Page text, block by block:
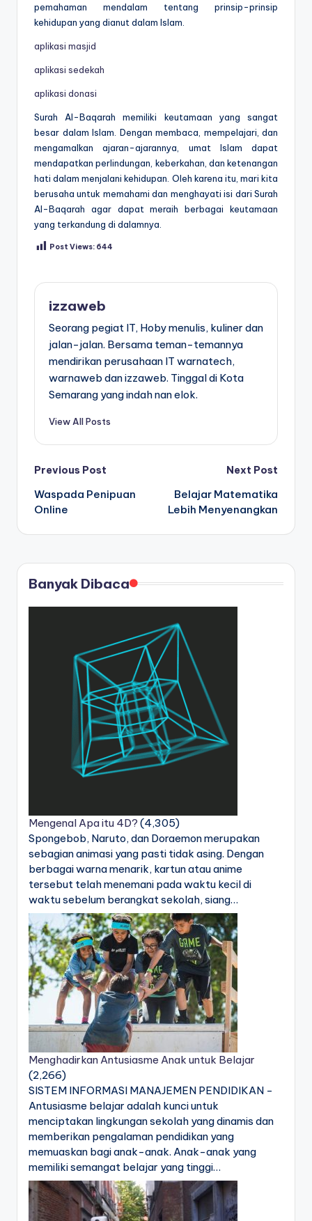
pemahaman mendalam tentang prinsip-prinsip
kehidupan yang dianut dalam Islam.
aplikasi masjid
aplikasi sedekah
aplikasi donasi
Surah Al-Baqarah memiliki keutamaan yang sangat
besar dalam Islam. Dengan membaca, mempelajari, dan
mengamalkan ajaran-ajarannya, umat Islam dapat
mendapatkan perlindungan, keberkahan, dan ketenangan
hati dalam menjalani kehidupan. Oleh karena itu, mari kita
berusaha untuk memahami dan menghayati isi dari Surah
Al-Baqarah agar dapat meraih berbagai keutamaan
yang terkandung di dalamnya.
Post Views: 644
Tags:
izzaweb
Seorang pegiat IT, Hoby menulis, kuliner dan
jalan-jalan. Bersama teman-temannya
mendirikan perusahaan IT warnatech,
warnaweb dan izzaweb. Tinggal di Kota
Semarang yang indah nan elok.
View All Posts
Post
navigation
Previous Post
Waspada Penipuan
Online
Next Post
Belajar Matematika
Lebih Menyenangkan
Banyak Dibaca
Mengenal Apa itu 4D? (4,305)
Spongebob, Naruto, dan Doraemon merupakan
sebagian animasi yang pasti tidak asing. Dengan
berbagai warna menarik, kartun atau anime
tersebut telah menemani pada waktu kecil di
waktu sebelum berangkat sekolah, siang…
Menghadirkan Antusiasme Anak untuk Belajar
(2,266)
SISTEM INFORMASI MANAJEMEN PENDIDIKAN -
Antusiasme belajar adalah kunci untuk
menciptakan lingkungan sekolah yang dinamis dan
memberikan pengalaman pendidikan yang
memuaskan bagi anak-anak. Anak-anak yang
memiliki semangat belajar yang tinggi…